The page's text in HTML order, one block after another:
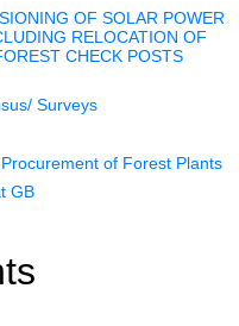
OF SOLAR POWER
RELOCATION OF
CHECK POSTS
Surveys
of Forest Plants
GB